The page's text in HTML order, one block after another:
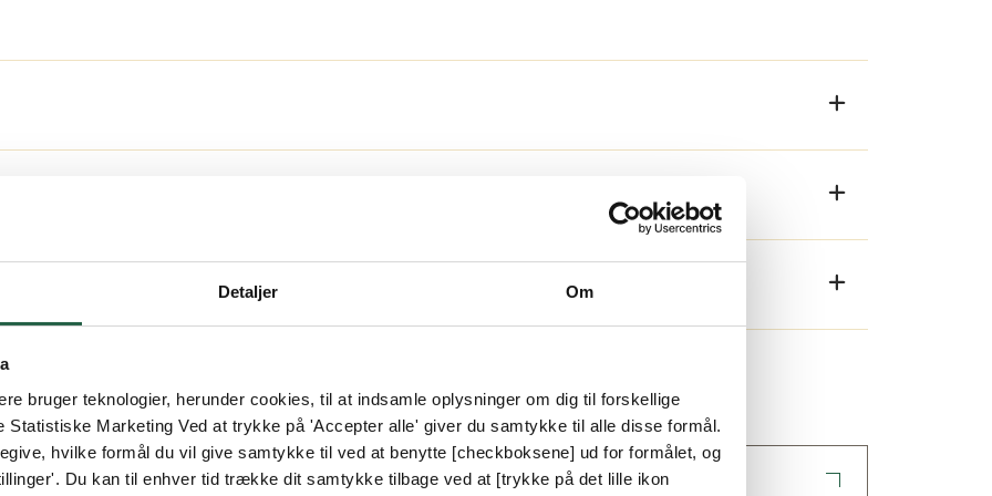
Detaljer Om
bruger teknologier, herunder cookies, til at indsamle oplysninger om dig til forskellige
Statistiske Marketing Ved at trykke på 'Accepter alle' giver du samtykke til alle disse formål.
hvilke formål du vil give samtykke til ved at benytte [checkboksene] ud for formålet, og
Du kan til enhver tid trække dit samtykke tilbage ved at [trykke på det lille ikon
en lys og luftig udestue.
bruge.
sæson
valgte sæson samt panelvæg
sæson samt panelvæg (størrelsen 15 m² har kun panelvæg)
præcision